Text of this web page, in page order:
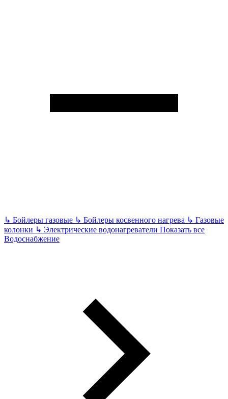
↳ Бойлеры газовые ↳ Бойлеры косвенного нагрева ↳ Газовые
колонки ↳ Электрические водонагреватели Показать все
Водоснабжение